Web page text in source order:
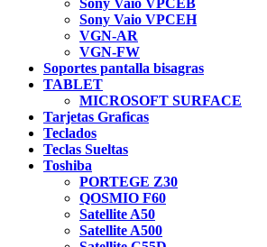
Sony Vaio VPCEB
Sony Vaio VPCEH
VGN-AR
VGN-FW
Soportes pantalla bisagras
TABLET
MICROSOFT SURFACE
Tarjetas Graficas
Teclados
Teclas Sueltas
Toshiba
PORTEGE Z30
QOSMIO F60
Satellite A50
Satellite A500